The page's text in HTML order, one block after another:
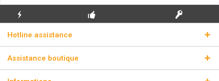
ÉCLAIR
Hotline assistance
Assistance boutique